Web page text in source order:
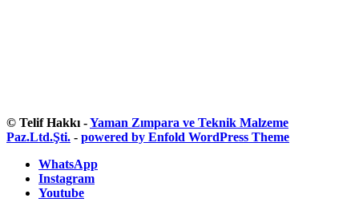
© Telif Hakkı -Yaman Zımpara ve Teknik Malzeme
Paz.Ltd.Şti. - powered by Enfold WordPress Theme
WhatsApp
Instagram
Youtube